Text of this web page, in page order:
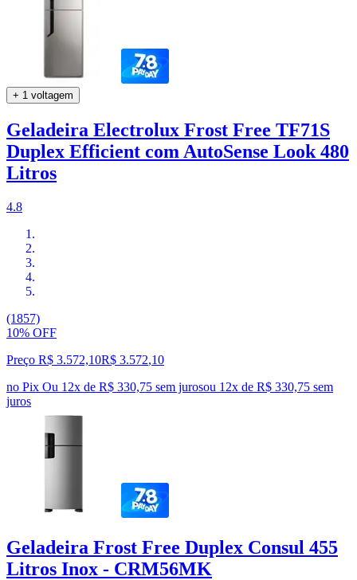
+ 1 voltagem
Geladeira Electrolux Frost Free TF71S
Duplex Efficient com AutoSense Look 480
Litros
4.8
(1857)
10% OFF
Preço R$ 3.572,10R$ 3.572,10
no Pix Ou 12x de R$ 330,75 sem jurosou 12x de R$ 330,75 sem
juros
Geladeira Frost Free Duplex Consul 455
Litros Inox - CRM56MK